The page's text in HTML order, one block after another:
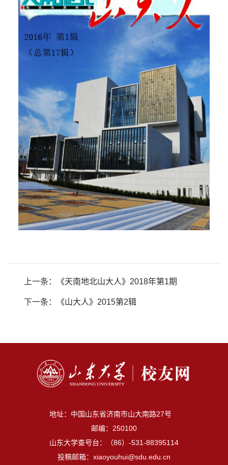
上一条： 《天南地北山大人》2018年第1期
下一条： 《山大人》2015第2辑
地址：中国山东省济南市山大南路27号
邮编：250100
山东大学查号台：（86）-531-88395114
投稿邮箱：xiaoyouhui@sdu.edu.cn